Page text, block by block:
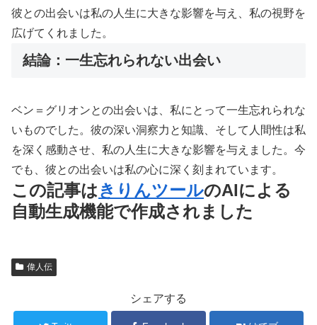
彼との出会いは私の人生に大きな影響を与え、私の視野を
広げてくれました。
結論：一生忘れられない出会い
ベン＝グリオンとの出会いは、私にとって一生忘れられな
いものでした。彼の深い洞察力と知識、そして人間性は私
を深く感動させ、私の人生に大きな影響を与えました。今
でも、彼との出会いは私の心に深く刻まれています。
この記事はきりんツールのAIによる
自動生成機能で作成されました
偉人伝
シェアする